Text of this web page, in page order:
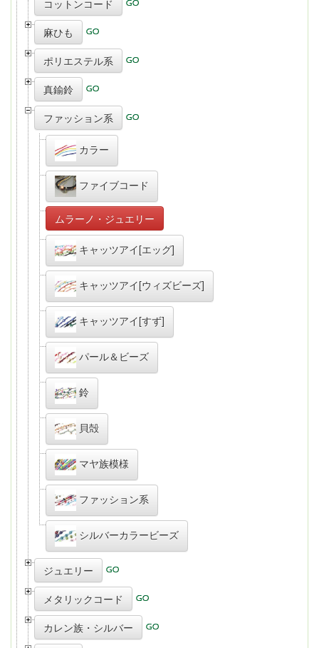
コットンコード
麻ひも
ポリエステル系
真鍮鈴
ファッション系
カラー
ファイブコード
ムラーノ・ジュエリー
キャッツアイ[エッグ]
キャッツアイ[ウィズビーズ]
キャッツアイ[すず]
パール＆ビーズ
鈴
貝殻
マヤ族模様
ファッション系
シルバーカラービーズ
ジュエリー
メタリックコード
カレン族・シルバー